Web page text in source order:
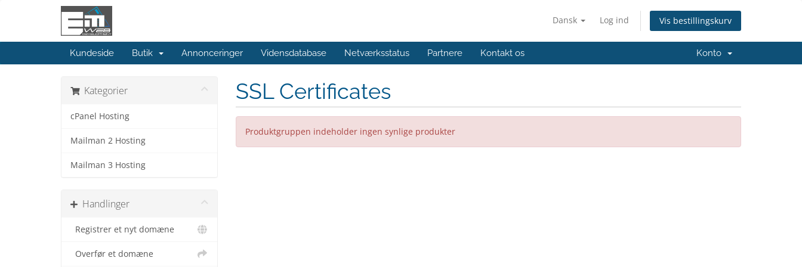
Dansk Log ind Vis bestillingskurv
Kundeside Butik Annonceringer Vidensdatabase Netværksstatus Partnere Kontakt os Konto
Kategorier
cPanel Hosting
Mailman 2 Hosting
Mailman 3 Hosting
Handlinger
Registrer et nyt domæne
Overfør et domæne
SSL Certificates
Produktgruppen indeholder ingen synlige produkter